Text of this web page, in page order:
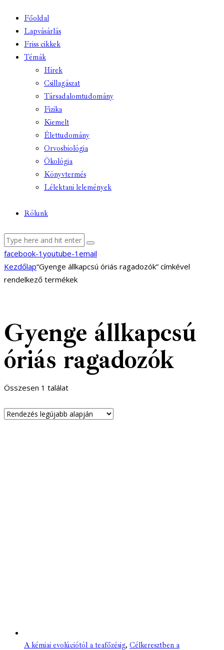
Főoldal
Lapvásárlás
Friss cikkek
Témák
Hírek
Csillagászat
Társadalomtudomány
Fizika
Kiemelt
Élettudomány
Orvosbiológia
Ökológia
Könyvtermés
Lélektani lelemények
Rólunk
facebook-1 youtube-1 email
Kezdőlap“Gyenge állkapcsú óriás ragadozók” címkével
rendelkező termékek
Gyenge állkapcsú
óriás ragadozók
Összesen 1 találat
A kémiai evolúciótól a teafőzésig, Célkeresztben a